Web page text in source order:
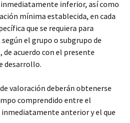
inferior, así como
mínima establecida, en cada
que se requiera para
el grupo o subgrupo de
acuerdo con el presente
desarrollo.
valoración deberán obtenerse
comprendido entre el
anterior y el que